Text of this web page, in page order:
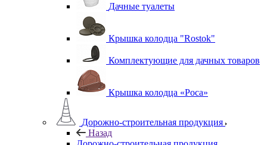
Дачные туалеты
Крышка колодца "Rostok"
Комплектующие для дачных товаров
Крышка колодца «Роса»
Дорожно-строительная продукция
Назад